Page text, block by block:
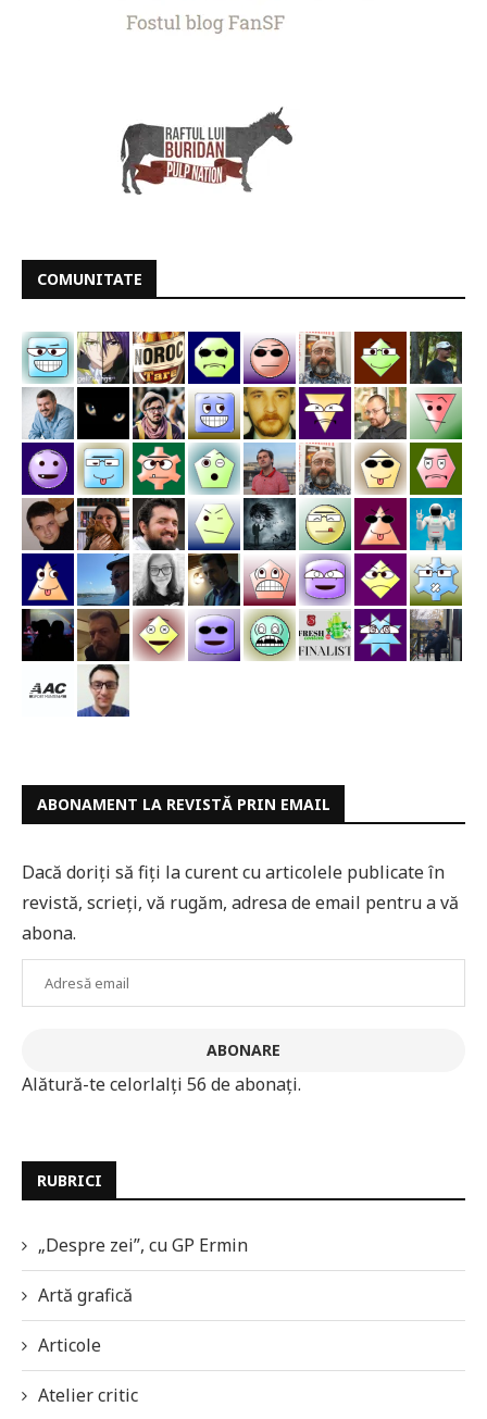
COMUNITATE
ABONAMENT LA REVISTĂ PRIN EMAIL
Dacă doriți să fiți la curent cu articolele publicate în
revistă, scrieți, vă rugăm, adresa de email pentru a vă
abona.
ABONARE
Alătură-te celorlalți 56 de abonați.
RUBRICI
„Despre zei”, cu GP Ermin
Artă grafică
Articole
Atelier critic